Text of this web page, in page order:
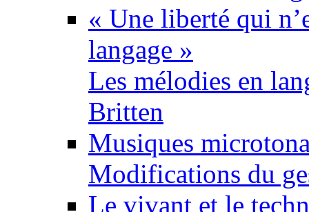
« Une liberté qui
langage »
Les mélodies en
Britten
Musiques
Modifications du
Le vivant et le